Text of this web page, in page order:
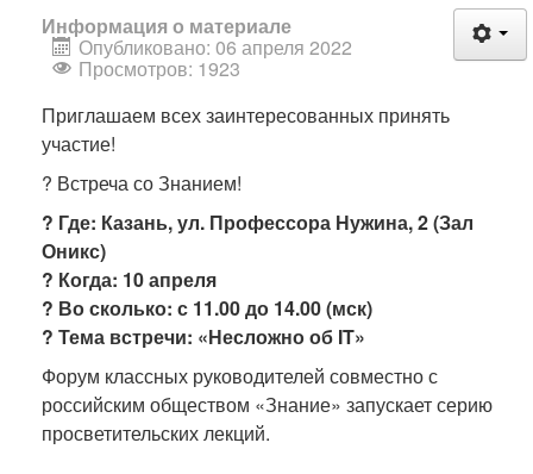
Информация о материале
Опубликовано: 06 апреля 2022
Просмотров: 1923
Приглашаем всех заинтересованных принять
участие!
? Встреча со Знанием!
? Где: Казань, ул. Профессора Нужина, 2 (Зал
Оникс)
? Когда: 10 апреля
? Во сколько: с 11.00 до 14.00 (мск)
? Тема встречи: «Несложно об IT»
Форум классных руководителей совместно с
российским обществом «Знание» запускает серию
просветительских лекций.